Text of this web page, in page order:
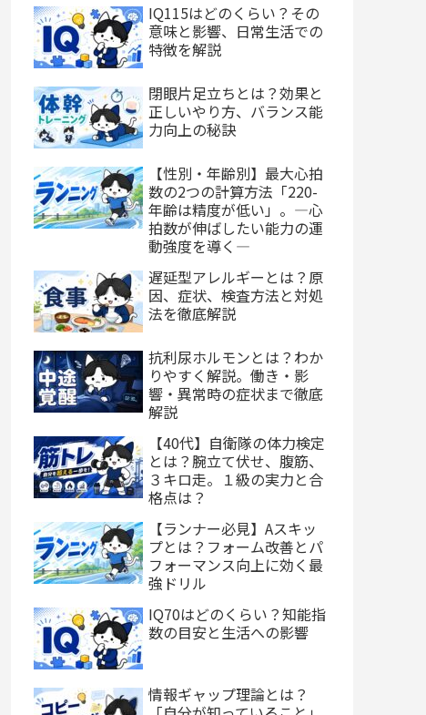
IQ115はどのくらい？その
意味と影響、日常生活での
特徴を解説
閉眼片足立ちとは？効果と
正しいやり方、バランス能
力向上の秘訣
【性別・年齢別】最大心拍
数の2つの計算方法「220-
年齢は精度が低い」。―心
拍数が伸ばしたい能力の運
動強度を導く―
遅延型アレルギーとは？原
因、症状、検査方法と対処
法を徹底解説
抗利尿ホルモンとは？わか
りやすく解説。働き・影
響・異常時の症状まで徹底
解説
【40代】自衛隊の体力検定
とは？腕立て伏せ、腹筋、
３キロ走。１級の実力と合
格点は？
【ランナー必見】Aスキッ
プとは？フォーム改善とパ
フォーマンス向上に効く最
強ドリル
IQ70はどのくらい？知能指
数の目安と生活への影響
情報ギャップ理論とは？